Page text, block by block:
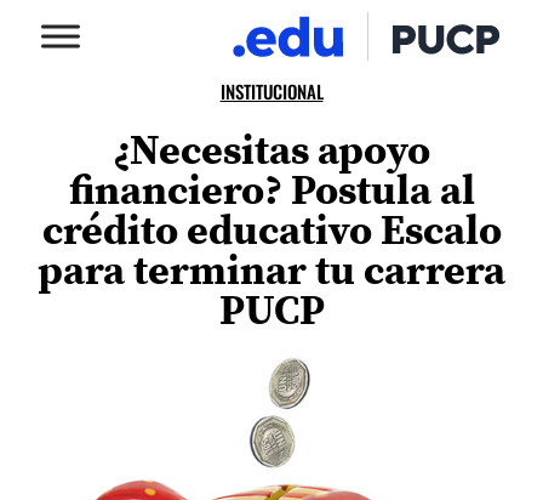
INSTITUCIONAL
¿Necesitas apoyo
financiero? Postula al
crédito educativo Escalo
para terminar tu carrera
PUCP